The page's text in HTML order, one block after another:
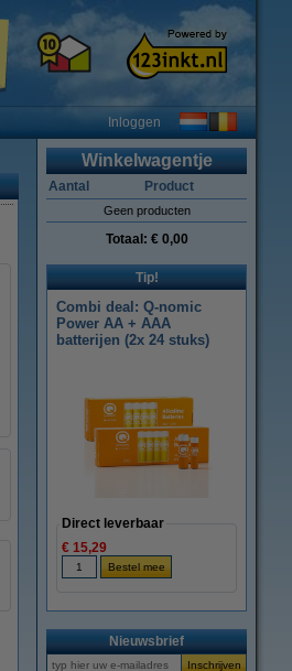
Inloggen
Winkelwagentje
Aantal Product
Geen producten
Totaal: € 0,00
Tip!
Combi deal: Q-nomic
Power AA + AAA
batterijen (2x 24 stuks)
Direct leverbaar
€ 15,29
Nieuwsbrief